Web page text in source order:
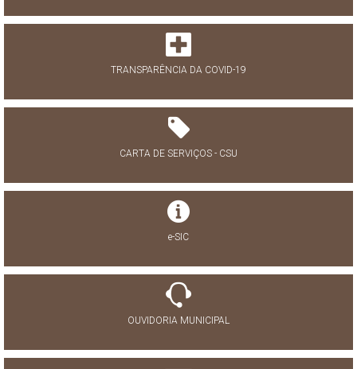
TRANSPARÊNCIA DA COVID-19
CARTA DE SERVIÇOS - CSU
e-SIC
OUVIDORIA MUNICIPAL